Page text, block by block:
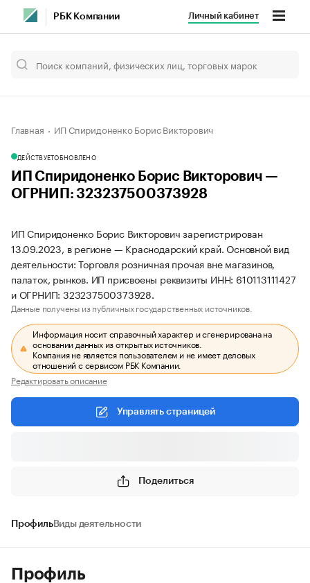
РБК Компании Личный кабинет
Главная ИП Спиридоненко Борис Викторович
ДЕЙСТВУЕТОБНОВЛЕНО
ИП Спиридоненко Борис Викторович —
ОГРНИП: 323237500373928
ИП Спиридоненко Борис Викторович зарегистрирован
13.09.2023, в регионе — Краснодарский край. Основной вид
деятельности: Торговля розничная прочая вне магазинов,
палаток, рынков. ИП присвоены реквизиты ИНН: 610113111427
и ОГРНИП: 323237500373928.
Данные получены из публичных государственных источников.
Информация носит справочный характер и сгенерирована на
основании данных из открытых источников.
Компания не является пользователем и не имеет деловых
отношений с сервисом РБК Компании.
Редактировать описание
Управлять страницей
Поделиться
ПрофильВиды деятельности
Профиль